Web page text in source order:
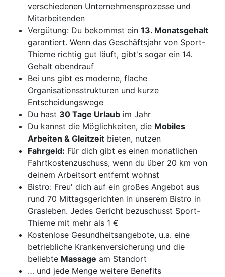
verschiedenen Unternehmensprozesse und
Mitarbeitenden
Vergütung: Du bekommst ein 13. Monatsgehalt
garantiert. Wenn das Geschäftsjahr von Sport-
Thieme richtig gut läuft, gibt's sogar ein 14.
Gehalt obendrauf
Bei uns gibt es moderne, flache
Organisationsstrukturen und kurze
Entscheidungswege
Du hast 30 Tage Urlaub im Jahr
Du kannst die Möglichkeiten, die Mobiles
Arbeiten & Gleitzeit bieten, nutzen
Fahrgeld: Für dich gibt es einen monatlichen
Fahrtkostenzuschuss, wenn du über 20 km von
deinem Arbeitsort entfernt wohnst
Bistro: Freu' dich auf ein großes Angebot aus
rund 70 Mittagsgerichten in unserem Bistro in
Grasleben. Jedes Gericht bezuschusst Sport-
Thieme mit mehr als 1 €
Kostenlose Gesundheitsangebote, u.a. eine
betriebliche Krankenversicherung und die
beliebte Massage am Standort
… und jede Menge weitere Benefits